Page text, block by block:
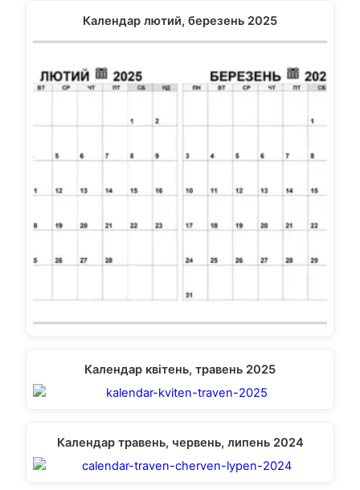
Календар лютий, березень 2025
Календар квітень, травень 2025
Календар травень, червень, липень 2024